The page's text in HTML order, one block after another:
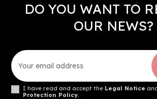
DO YOU WANT TO
OUR NEWS?
I have read and accept the Legal Notice
Protection Policy.